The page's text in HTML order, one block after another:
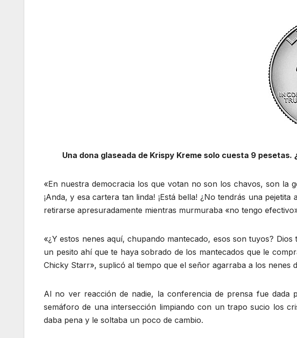
Una dona glaseada de Krispy Kreme solo cuesta 9 pesetas.
«En nuestra democracia los que votan no son los chavos, son la
¡Anda, y esa cartera tan linda! ¡Está bella! ¿No tendrás una
retirarse apresuradamente mientras murmuraba «no tengo
«¿Y estos nenes aquí, chupando mantecado, esos son tuyos?
un pesito ahí que te haya sobrado de los mantecados que le
Chicky Starr», suplicó al tiempo que el señor agarraba a los nenes
Al no ver reacción de nadie, la conferencia de prensa fue dada
semáforo de una intersección limpiando con un trapo sucio los
daba pena y le soltaba un poco de cambio.